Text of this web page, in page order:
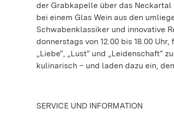
der Grabkapelle über das Neckartal
bei einem Glas Wein aus den
Schwabenklassiker und innovative
donnerstags von 12.00 bis 18.00
„Liebe“, „Lust“ und „Leidenschaft“
kulinarisch – und laden dazu ein,
SERVICE UND INFORMATION